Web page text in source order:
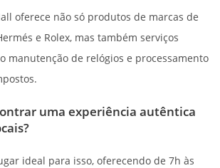
oferece não só produtos de marcas de
e Rolex, mas também serviços
manutenção de relógios e processamento
uma experiência autêntica
ideal para isso, oferecendo de 7h às